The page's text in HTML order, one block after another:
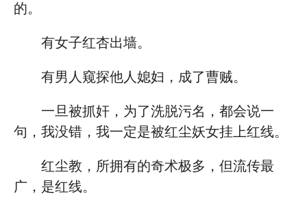
的。
有女子红杏出墙。
有男人窥探他人媳妇，成了曹贼。
一旦被抓奸，为了洗脱污名，都会说一
句，我没错，我一定是被红尘妖女挂上红线。
红尘教，所拥有的奇术极多，但流传最
广，是红线。